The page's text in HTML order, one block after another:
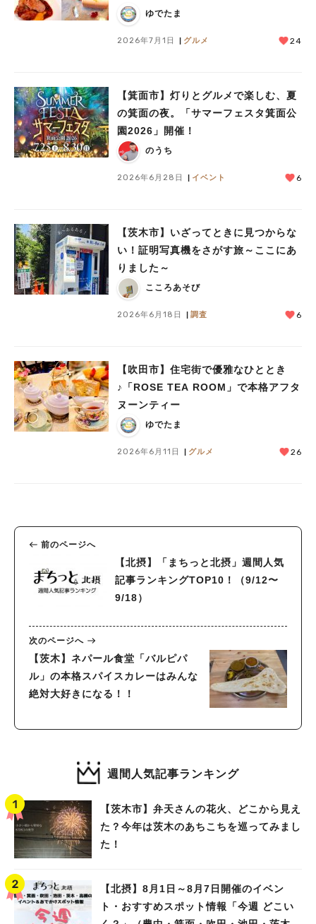
ゆでたま
2026年7月1日 グルメ 24
【箕面市】灯りとグルメで楽しむ、夏
の箕面の夜。「サマーフェスタ箕面公
園2026」開催！
のうち
2026年6月28日 イベント 6
【茨木市】いざってときに見つからな
い！証明写真機をさがす旅～ここにあ
りました～
こころあそび
2026年6月18日 調査 6
【吹田市】住宅街で優雅なひととき
♪「ROSE TEA ROOM」で本格アフタ
ヌーンティー
ゆでたま
2026年6月11日 グルメ 26
前のページへ
【北摂】「まちっと北摂」週間人気
記事ランキングTOP10！（9/12〜
9/18）
次のページへ
【茨木】ネパール食堂「バルピパ
ル」の本格スパイスカレーはみんな
絶対大好きになる！！
週間人気記事ランキング
【茨木市】弁天さんの花火、どこから見え
た？今年は茨木のあちこちを巡ってみまし
た！
【北摂】8月1日～8月7日開催のイベン
ト・おすすめスポット情報「今週 どこい